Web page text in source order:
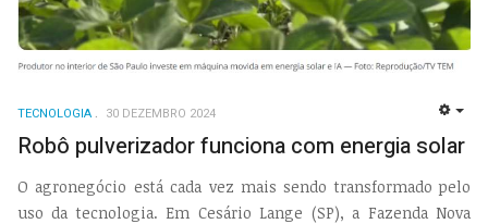
TECNOLOGIA 30 DEZEMBRO 2024
Robô pulverizador funciona com energia solar
O agronegócio está cada vez mais sendo transformado pelo
uso da tecnologia. Em Cesário Lange (SP), a Fazenda Nova